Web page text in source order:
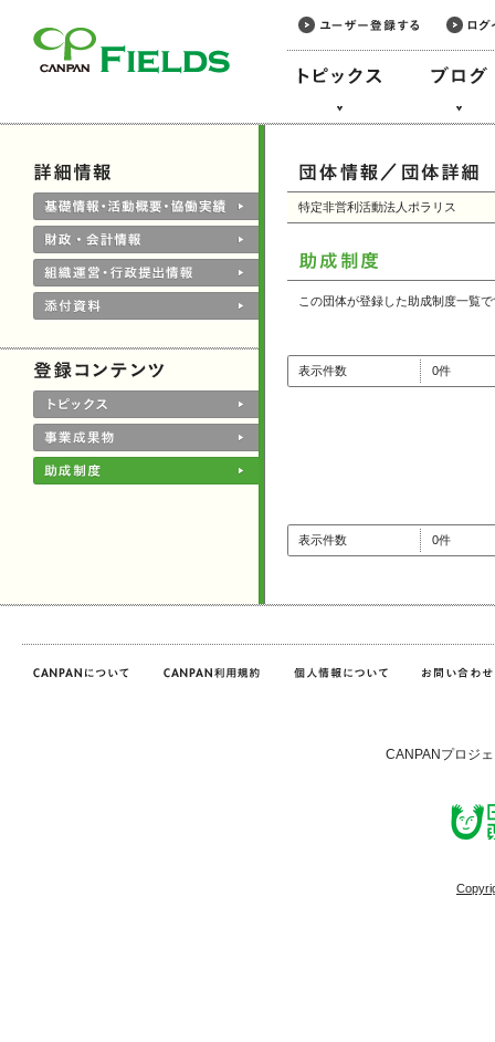
特定非営利活動法人ポラリス
この団体が登録した助成制度一覧
表示件数 0件
表示件数 0件
CANPANプロジ